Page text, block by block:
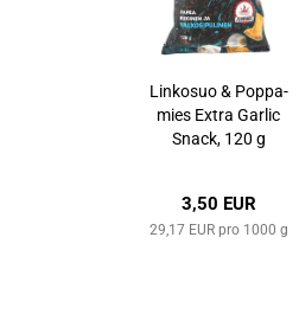
Lin­ko­suo & Pop­pa­
mies Extra Gar­lic
Snack, 120 g
3,50 EUR
29,17 EUR pro 1000 g